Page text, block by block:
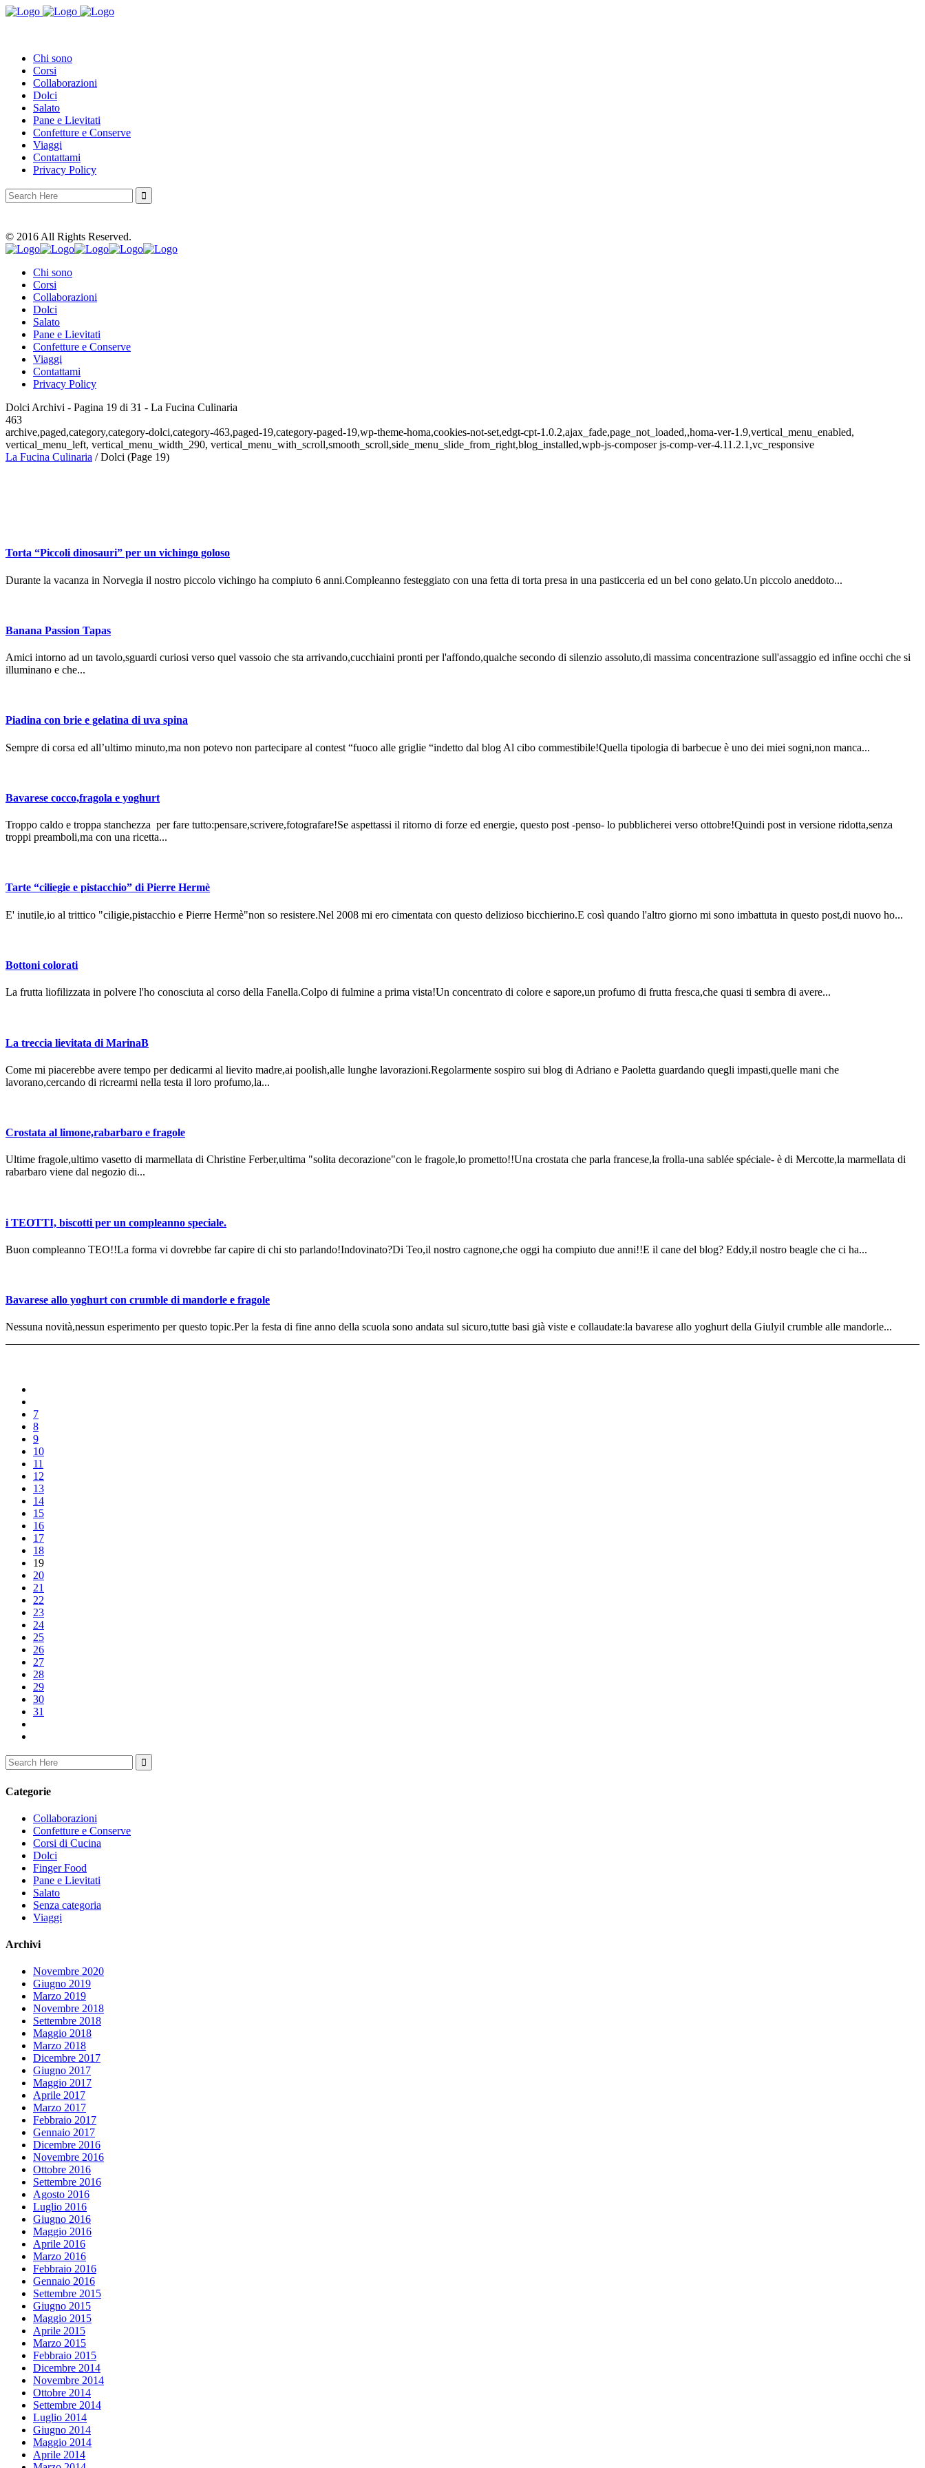
Chi sono
Corsi
Collaborazioni
Dolci
Salato
Pane e Lievitati
Confetture e Conserve
Viaggi
Contattami
Privacy Policy
Search
for:
© 2016 All Rights Reserved.
Chi sono
Corsi
Collaborazioni
Dolci
Salato
Pane e Lievitati
Confetture e Conserve
Viaggi
Contattami
Privacy Policy
Dolci Archivi - Pagina 19 di 31 - La Fucina Culinaria
463
archive,paged,category,category-dolci,category-463,paged-19,category-paged-19,wp-theme-homa,cookies-not-set,edgt-cpt-1.0.2,ajax_fade,page_not_loaded,,homa-ver-1.9,vertical_menu_enabled,
vertical_menu_left, vertical_menu_width_290, vertical_menu_with_scroll,smooth_scroll,side_menu_slide_from_right,blog_installed,wpb-js-composer js-comp-ver-4.11.2.1,vc_responsive
La Fucina Culinaria /Dolci (Page 19)
Torta “Piccoli dinosauri” per un vichingo goloso
Durante la vacanza in Norvegia il nostro piccolo vichingo ha compiuto 6 anni.Compleanno festeggiato con una fetta di torta presa in una pasticceria ed un bel cono gelato.Un piccolo aneddoto...
Banana Passion Tapas
Amici intorno ad un tavolo,sguardi curiosi verso quel vassoio che sta arrivando,cucchiaini pronti per l'affondo,qualche secondo di silenzio assoluto,di massima concentrazione sull'assaggio ed infine occhi che si
illuminano e che...
Piadina con brie e gelatina di uva spina
Sempre di corsa ed all’ultimo minuto,ma non potevo non partecipare al contest “fuoco alle griglie “indetto dal blog Al cibo commestibile!Quella tipologia di barbecue è uno dei miei sogni,non manca...
Bavarese cocco,fragola e yoghurt
Troppo caldo e troppa stanchezza per fare tutto:pensare,scrivere,fotografare!Se aspettassi il ritorno di forze ed energie, questo post -penso- lo pubblicherei verso ottobre!Quindi post in versione ridotta,senza
troppi preamboli,ma con una ricetta...
Tarte “ciliegie e pistacchio” di Pierre Hermè
E' inutile,io al trittico "ciligie,pistacchio e Pierre Hermè"non so resistere.Nel 2008 mi ero cimentata con questo delizioso bicchierino.E così quando l'altro giorno mi sono imbattuta in questo post,di nuovo ho...
Bottoni colorati
La frutta liofilizzata in polvere l'ho conosciuta al corso della Fanella.Colpo di fulmine a prima vista!Un concentrato di colore e sapore,un profumo di frutta fresca,che quasi ti sembra di avere...
La treccia lievitata di MarinaB
Come mi piacerebbe avere tempo per dedicarmi al lievito madre,ai poolish,alle lunghe lavorazioni.Regolarmente sospiro sui blog di Adriano e Paoletta guardando quegli impasti,quelle mani che
lavorano,cercando di ricrearmi nella testa il loro profumo,la...
Crostata al limone,rabarbaro e fragole
Ultime fragole,ultimo vasetto di marmellata di Christine Ferber,ultima "solita decorazione"con le fragole,lo prometto!!Una crostata che parla francese,la frolla-una sablée spéciale- è di Mercotte,la marmellata di
rabarbaro viene dal negozio di...
i TEOTTI, biscotti per un compleanno speciale.
Buon compleanno TEO!!La forma vi dovrebbe far capire di chi sto parlando!Indovinato?Di Teo,il nostro cagnone,che oggi ha compiuto due anni!!E il cane del blog? Eddy,il nostro beagle che ci ha...
Bavarese allo yoghurt con crumble di mandorle e fragole
Nessuna novità,nessun esperimento per questo topic.Per la festa di fine anno della scuola sono andata sul sicuro,tutte basi già viste e collaudate:la bavarese allo yoghurt della Giulyil crumble alle mandorle...
7
8
9
10
11
12
13
14
15
16
17
18
19
20
21
22
23
24
25
26
27
28
29
30
31
Search
for:
Categorie
Collaborazioni
Confetture e Conserve
Corsi di Cucina
Dolci
Finger Food
Pane e Lievitati
Salato
Senza categoria
Viaggi
Archivi
Novembre 2020
Giugno 2019
Marzo 2019
Novembre 2018
Settembre 2018
Maggio 2018
Marzo 2018
Dicembre 2017
Giugno 2017
Maggio 2017
Aprile 2017
Marzo 2017
Febbraio 2017
Gennaio 2017
Dicembre 2016
Novembre 2016
Ottobre 2016
Settembre 2016
Agosto 2016
Luglio 2016
Giugno 2016
Maggio 2016
Aprile 2016
Marzo 2016
Febbraio 2016
Gennaio 2016
Settembre 2015
Giugno 2015
Maggio 2015
Aprile 2015
Marzo 2015
Febbraio 2015
Dicembre 2014
Novembre 2014
Ottobre 2014
Settembre 2014
Luglio 2014
Giugno 2014
Maggio 2014
Aprile 2014